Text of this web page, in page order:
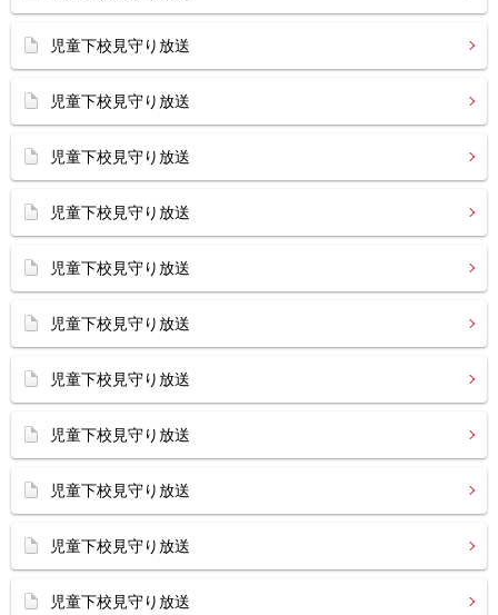
児童下校見守り放送
児童下校見守り放送
児童下校見守り放送
児童下校見守り放送
児童下校見守り放送
児童下校見守り放送
児童下校見守り放送
児童下校見守り放送
児童下校見守り放送
児童下校見守り放送
児童下校見守り放送